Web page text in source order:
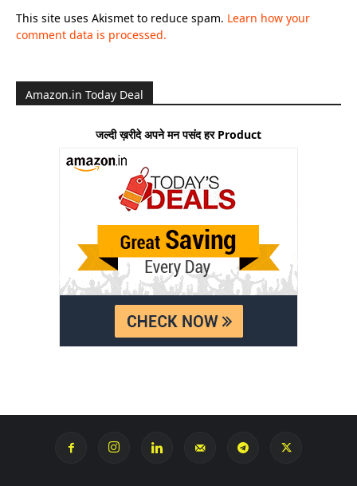
This site uses Akismet to reduce spam. Learn how your
comment data is processed.
Amazon.in Today Deal
जल्दी ख़रीदे अपने मन पसंद हर Product